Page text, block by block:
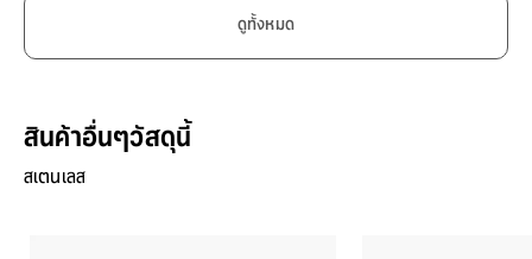
ดูทั้งหมด
สินค้าอื่นๆวัสดุนี้
สเตนเลส